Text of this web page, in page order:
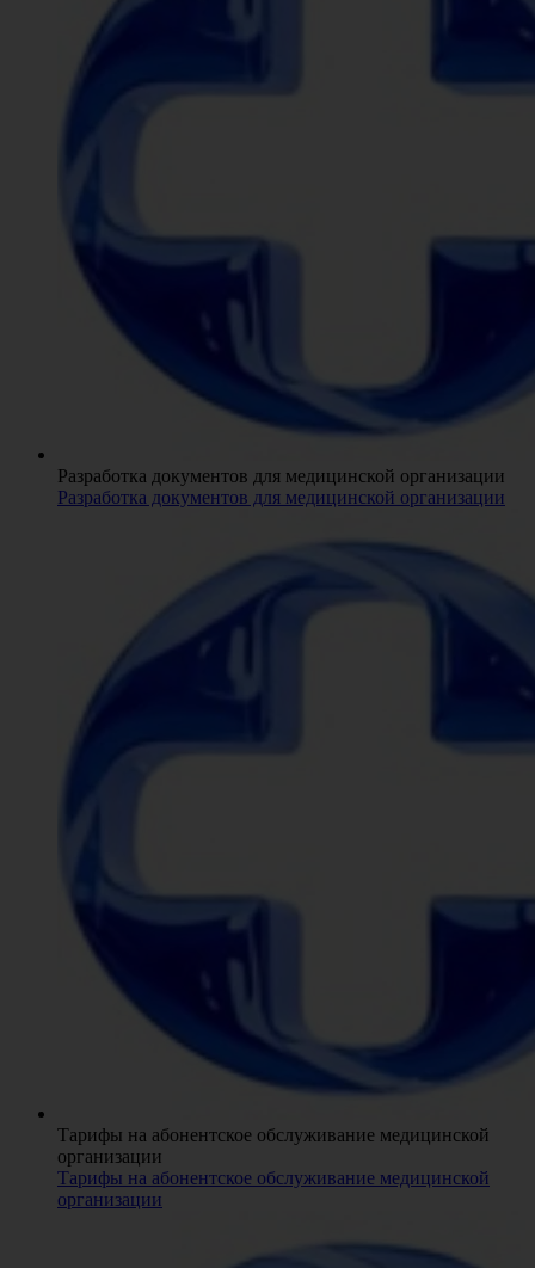
Разработка документов для медицинской организации
Разработка документов для медицинской организации
Тарифы на абонентское обслуживание медицинской
организации
Тарифы на абонентское обслуживание медицинской
организации